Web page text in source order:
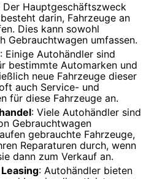
Der Hauptgeschäftszweck
darin, Fahrzeuge an
Dies kann sowohl
Gebrauchtwagen umfassen.
: Einige Autohändler sind
bestimmte Automarken und
neue Fahrzeuge dieser
auch Service- und
für diese Fahrzeuge an.
: Viele Autohändler sind
Gebrauchtwagen
gebrauchte Fahrzeuge,
Reparaturen durch, wenn
dann zum Verkauf an.
: Autohändler bieten